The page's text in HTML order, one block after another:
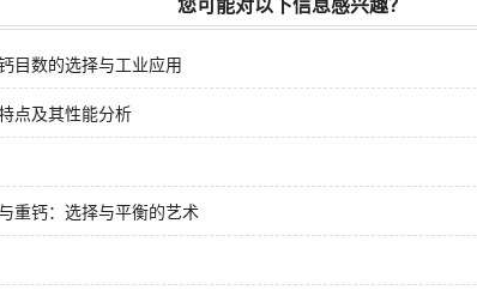
目数的选择与工业应用
点及其性能分析
重钙：选择与平衡的艺术